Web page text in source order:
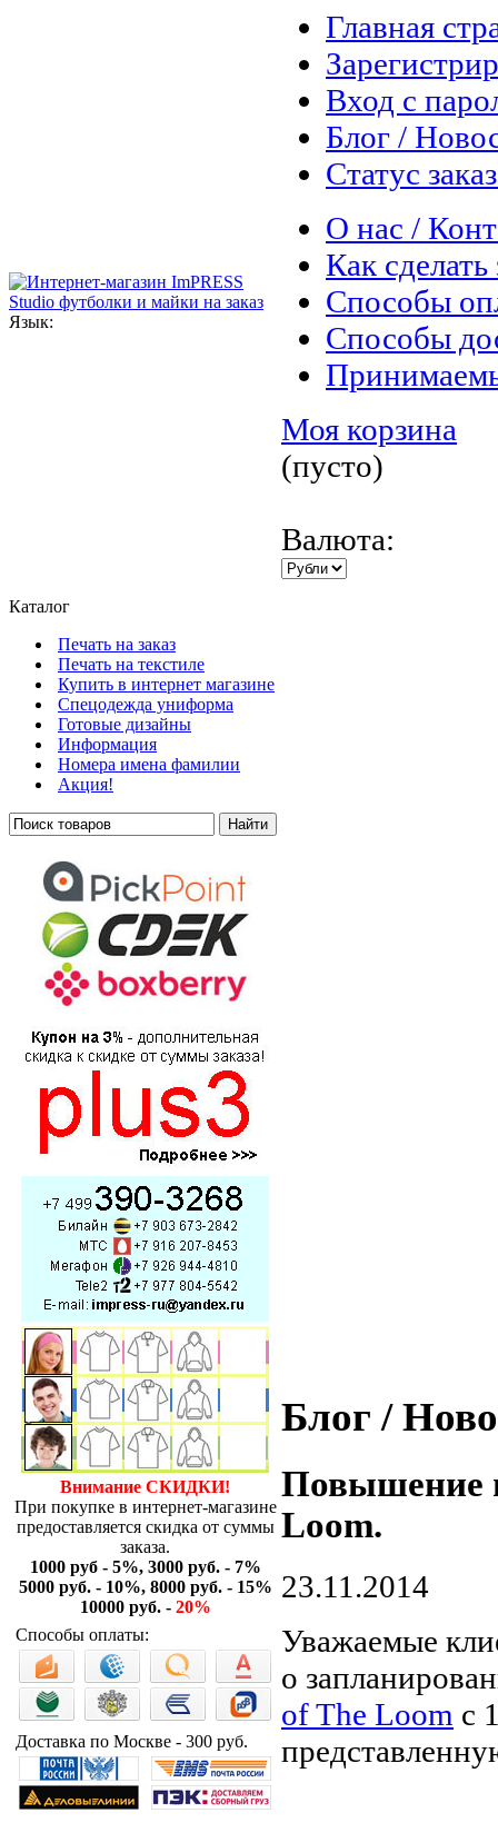
Язык:
Главная
Вход с
Блог /
Статус
О нас /
Как сделать
Способы
Способы
Моя корзина
(пусто)
Валюта:
Каталог
Печать на заказ
Печать на текстиле
Купить в интернет магазине
Cпецодежда униформа
Готовые дизайны
Информация
Номера имена фамилии
Акция!
Внимание СКИДКИ!
При покупке в интернет-магазине
предоставляется скидка от суммы
заказа.
1000 руб - 5%, 3000 руб. - 7%
5000 руб. - 10%, 8000 руб. - 15%
10000 руб. - 20%
Способы оплаты:
Доставка по Москве - 300 руб.
Блог /
Повышение
Loom.
23.11.2014
Уважаемые
о
of The Loom с